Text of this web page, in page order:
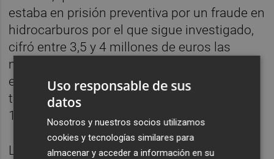
estaba en prisión preventiva por un fraude en
hidrocarburos por el que sigue investigado,
cifró entre 3,5 y 4 millones de euros las
mordidas que dice haber pagado al
exministro y a su exasesor, Koldo García,
también acusado, además de pagarles
10.000 euros mensuales para gastos fijos.
Lo negó el juevesKoldo Garcíaen una
Uso responsable de sus
datos
Nosotros y nuestros socios utilizamos
cookies y tecnologías similares para
almacenar y acceder a información en su